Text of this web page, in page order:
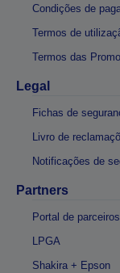
Condições de
Termos de
Termos das
Legal
Fichas de
Livro de
Notificações de
Partners
Portal de
LPGA
Shakira + Epson